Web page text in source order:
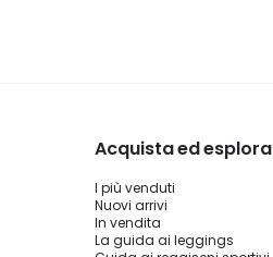
Acquista ed esplora
I più venduti
Nuovi arrivi
In vendita
La guida ai leggings